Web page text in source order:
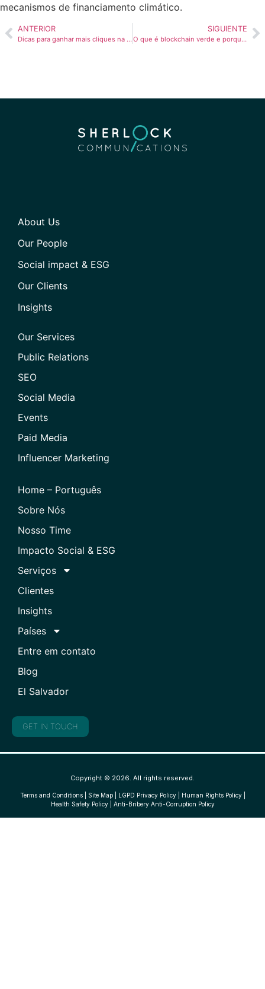
mecanismos de financiamento climático.
ANTERIOR
Dicas para ganhar mais cliques na era da IA overview
SIGUIENTE
O que é blockchain verde e porque ela é necessária
About Us
Our People
Social impact & ESG
Our Clients
Insights
Our Services
Public Relations
SEO
Social Media
Events
Paid Media
Influencer Marketing
Home – Português
Sobre Nós
Nosso Time
Impacto Social & ESG
Serviços
Clientes
Insights
Países
Entre em contato
Blog
El Salvador
GET IN TOUCH
Copyright © 2026. All rights reserved.
Terms and Conditions| Site Map| LGPD Privacy Policy| Human Rights Policy|
Health Safety Policy| Anti-Bribery Anti-Corruption Policy